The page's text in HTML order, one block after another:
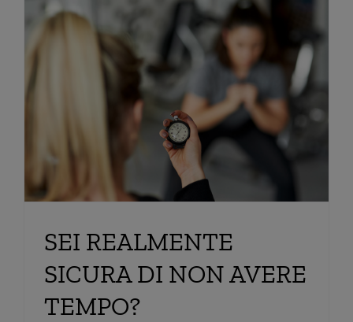
SEI REALMENTE
SICURA DI NON AVERE
TEMPO?